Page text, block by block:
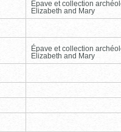
Épave et collection
Elizabeth and Mary
Épave et collection
Elizabeth and Mary